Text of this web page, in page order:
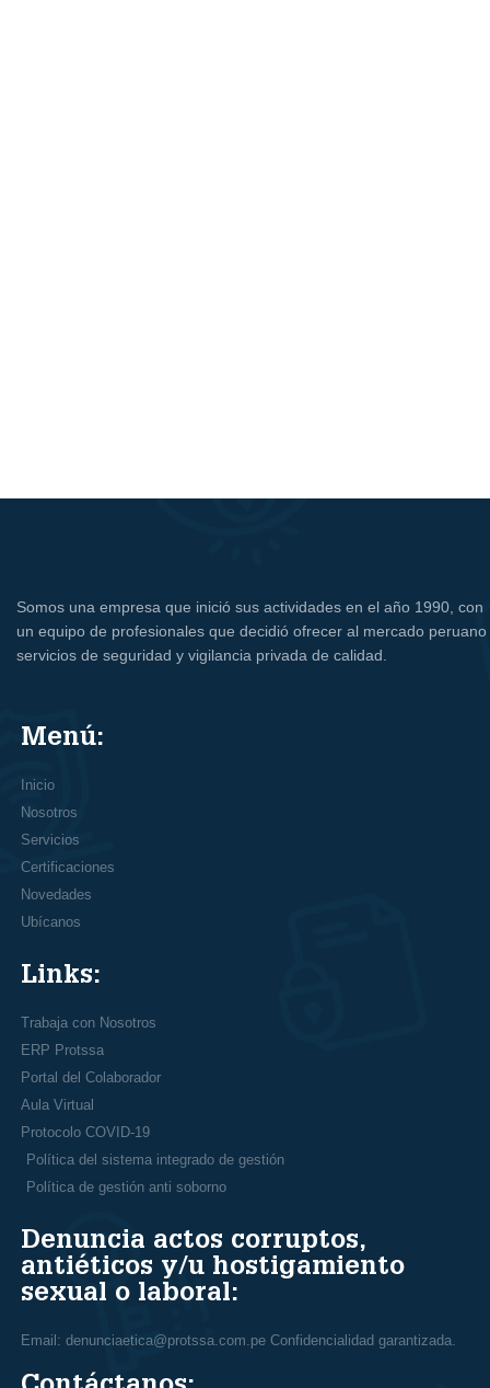
Somos una empresa que inició sus actividades en el año 1990, con
un equipo de profesionales que decidió ofrecer al mercado peruano
servicios de seguridad y vigilancia privada de calidad.
Menú:
Inicio
Nosotros
Servicios
Certificaciones
Novedades
Ubícanos
Links:
Trabaja con Nosotros
ERP Protssa
Portal del Colaborador
Aula Virtual
Protocolo COVID-19
Política del sistema integrado de gestión
Política de gestión anti soborno
Denuncia actos corruptos,
antiéticos y/u hostigamiento
sexual o laboral:
Email: denunciaetica@protssa.com.pe Confidencialidad garantizada.